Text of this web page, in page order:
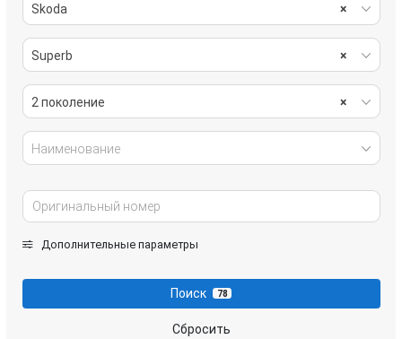
×
Skoda
×
Superb
×
2 поколение
Наименование
Дополнительные параметры
Поиск 78
Сбросить